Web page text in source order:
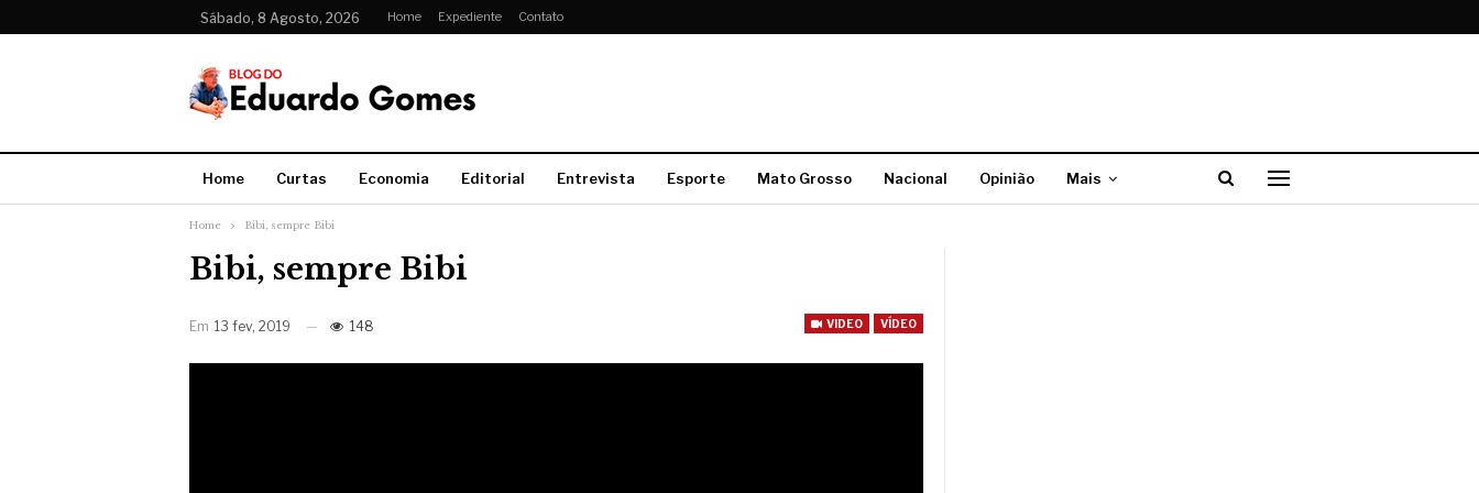
Sábado, 8 Agosto, 2026 Home Expediente Contato
Home Curtas Economia Editorial Entrevista Esporte Mato Grosso Nacional Opinião Mais
Home Bibi, sempre Bibi
Bibi, sempre Bibi
VIDEO VÍDEO
Em 13 fev, 2019 148